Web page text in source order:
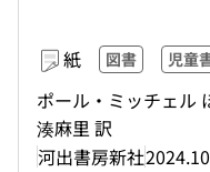
紙 図書 児童
ポール・ミッチェル
湊麻里 訳
河出書房新社2024.10